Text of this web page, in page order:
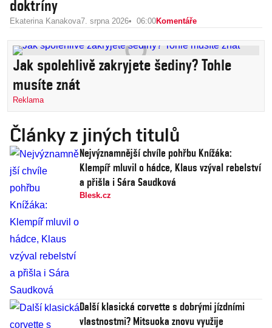
doktríny
Ekaterina Kanakova7. srpna 2026 06:00Komentáře
Jak spolehlivě zakryjete šediny? Tohle
musíte znát
Reklama
Články z jiných titulů
Nejvýznamnější chvíle pohřbu Knížáka:
Klempíř mluvil o hádce, Klaus vzýval rebelství
a přišla i Sára Saudková
Blesk.cz
Další klasická corvette s dobrými jízdními
vlastnostmi? Mitsuoka znovu využije